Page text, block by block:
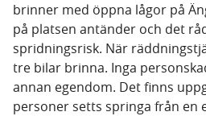
brinner med öppna lågor på
på platsen antänder och det
spridningsrisk. När
tre bilar brinna. Inga
annan egendom. Det finns
personer setts springa från en